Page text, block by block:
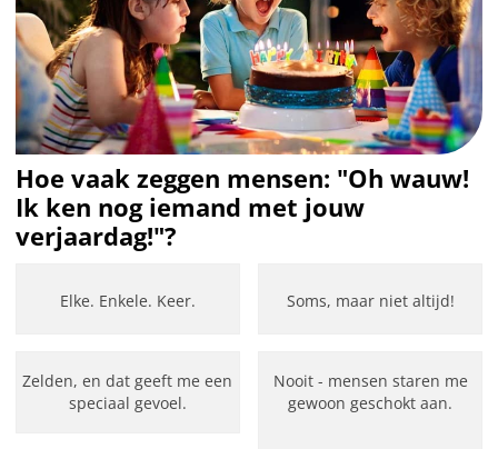
Hoe vaak zeggen mensen: "Oh wauw!
Ik ken nog iemand met jouw
verjaardag!"?
Elke. Enkele. Keer. Soms, maar niet altijd!
Zelden, en dat geeft me een
speciaal gevoel.
Nooit - mensen staren me
gewoon geschokt aan.